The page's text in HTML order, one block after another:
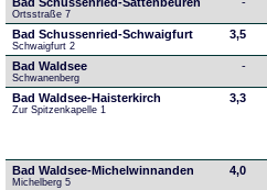
Ortsstraße 7
Bad Schussenried-Schwaigfurt
Schwaigfurt 2
3,5
Bad Waldsee
Schwanenberg
-
Bad Waldsee-Haisterkirch
Zur Spitzenkapelle 1
3,3
Bad Waldsee-Michelwinnanden
Michelberg 5
4,0